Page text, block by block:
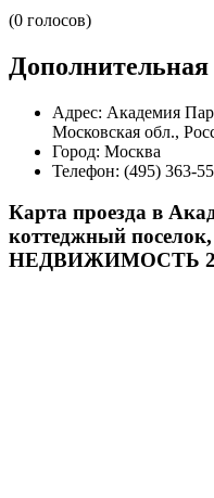
(0 голосов)
Адрес: Академия
Московская обл.,
Город: Москва
Телефон: (495) 363-
Карта проезда в
коттеджный
НЕДВИЖИМОСТЬ 2